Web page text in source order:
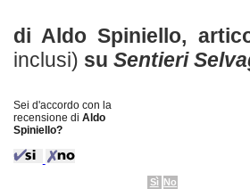
di Aldo Spiniello,
inclusi) su Sentieri
Sei d'accordo con la
recensione di Aldo
Spiniello?
Sì No